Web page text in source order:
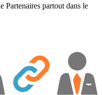
Partenaires partout dans le